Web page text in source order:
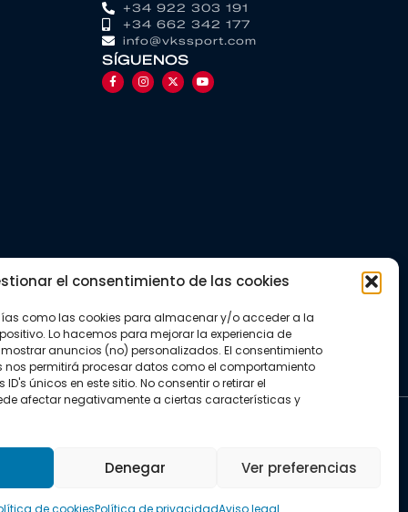
el consentimiento de las cookies
como las cookies para almacenar y/o acceder a la
Lo hacemos para mejorar la experiencia de
anuncios (no) personalizados. El consentimiento
permitirá procesar datos como el comportamiento
únicos en este sitio. No consentir o retirar el
afectar negativamente a ciertas características y
Denegar Ver preferencias
de cookiesPolítica de privacidadAviso legal
+34 922 303 191
+34 662 342 177
info@vkssport.com
SÍGUENOS